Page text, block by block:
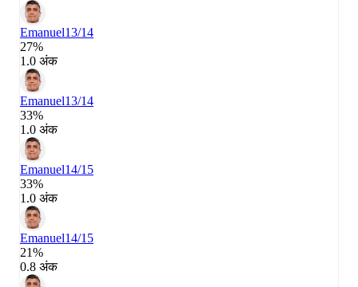
Emanuel13/14
27%
1.0 अंक
Emanuel13/14
33%
1.0 अंक
Emanuel14/15
33%
1.0 अंक
Emanuel14/15
21%
0.8 अंक